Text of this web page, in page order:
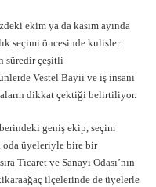
ekim ya da kasım ayında
seçimi öncesinde kulisler
süredir çeşitli
Vestel Bayii ve iş insanı
dikkat çektiği belirtiliyor.
geniş ekip, seçim
oda üyeleriyle bire bir
Ticaret ve Sanayi Odası’nın
ilçelerinde de üyelerle